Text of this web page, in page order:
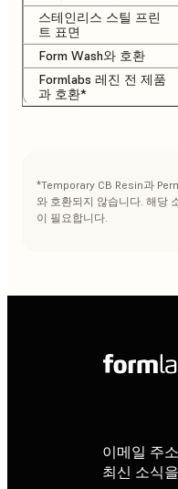
스테인리스 스틸 프린
트 표면
Form Wash와 호환
Formlabs 레진 전 제품
과 호환*
*Temporary CB Resin과
와 호환되지 않습니다. 해당
이 필요합니다.
이메일 주
최신 소식